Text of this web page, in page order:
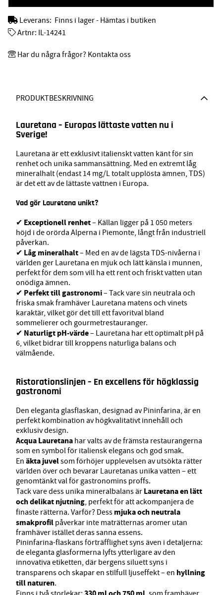
PRODUKTBESKRIVNING
Lauretana – Europas lättaste vatten nu i
Sverige!
Lauretana är ett exklusivt italienskt vatten känt för sin
renhet och unika sammansättning. Med en extremt låg
mineralhalt (endast 14 mg/L totalt upplösta ämnen, TDS)
är det ett av de lättaste vattnen i Europa.
Vad gör Lauretana unikt?
✔ Exceptionell renhet– Källan ligger på 1 050 meters
höjd i de orörda Alperna i Piemonte, långt från industriell
påverkan.
✔ Låg mineralhalt– Med en av de lägsta TDS-nivåerna i
världen ger Lauretana en mjuk och lätt känsla i munnen,
perfekt för dem som vill ha ett rent och friskt vatten utan
onödiga ämnen.
✔ Perfekt till gastronomi– Tack vare sin neutrala och
friska smak framhäver Lauretana matens och vinets
karaktär, vilket gör det till ett favoritval bland
sommelierer och gourmetrestauranger.
✔ Naturligt pH-värde– Lauretana har ett optimalt pH på
6, vilket bidrar till kroppens naturliga balans och
välmående.
Ristorationslinjen – En excellens för högklassig
gastronomi
Den eleganta glasflaskan, designad av Pininfarina, är en
perfekt kombination av högkvalitativt innehåll och
exklusiv design.
Acqua Lauretana har valts av de främsta restaurangerna
som en symbol för italiensk elegans och god smak.
En äkta juvelsom förhöjer upplevelsen av utsökta rätter
världen över och bevarar Lauretanas unika vatten – ett
genomtänkt val för gastronomins proffs.
Tack vare dess unika mineralbalans är Lauretana en lätt
och delikat njutning, perfekt för att ackompanjera de
finaste rätterna. Varför? Dess mjuka och neutrala
smakprofil påverkar inte maträtternas aromer utan
framhäver istället deras sanna essens.
Pininfarina-flaskans förträfflighet syns även i detaljerna:
de eleganta glasformerna lyfts ytterligare av den
innovativa etiketten, där bergens siluett syns i
transparens och skapar en stilfull ljuseffekt – en hyllning
till naturen.
Leverans: Finns i lager - Hämtas i butiken
Artnr: IL-14241
Har du några frågor? Kontakta oss